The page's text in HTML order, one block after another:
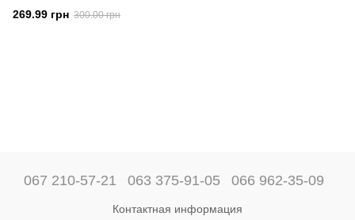
Голубой
269.99 грн 300.00 грн
067 210-57-21 063 375-91-05 066 962-35-09
Контактная информация